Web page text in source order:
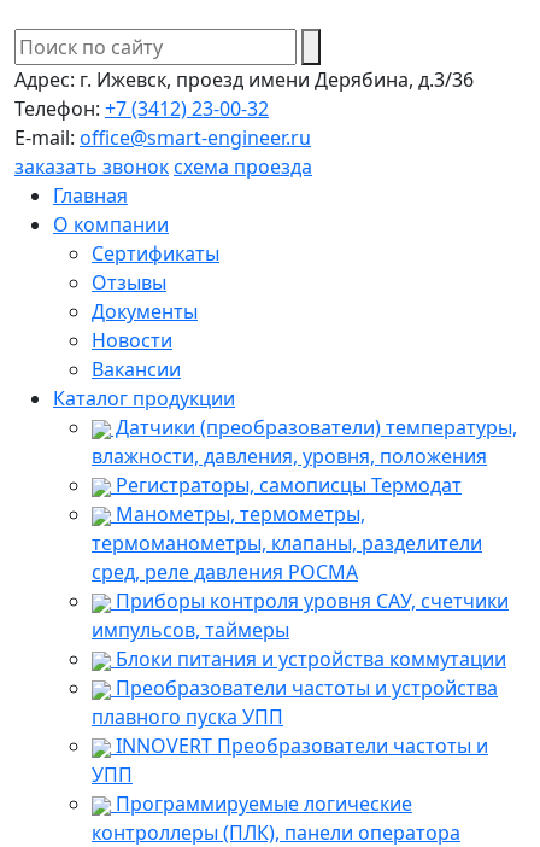
Адрес: г. Ижевск, проезд имени Дерябина, д.3/36
Телефон: +7 (3412) 23-00-32
E-mail: office@smart-engineer.ru
заказать звоноксхема проезда
Главная
О компании
Сертификаты
Отзывы
Документы
Новости
Вакансии
Каталог продукции
Датчики (преобразователи) температуры,
влажности, давления, уровня, положения
Регистраторы, самописцы Термодат
Манометры, термометры,
термоманометры, клапаны, разделители
сред, реле давления РОСМА
Приборы контроля уровня САУ, счетчики
импульсов, таймеры
Блоки питания и устройства коммутации
Преобразователи частоты и устройства
плавного пуска УПП
INNOVERT Преобразователи частоты и
УПП
Программируемые логические
контроллеры (ПЛК), панели оператора